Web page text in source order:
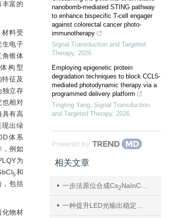
丰富的
料受
生电子
角锥体
构型
征及
独立存
也相对
具有高
现出绿
体系
例如
为
5和
，包括
化物材
nanobomb-mediated STING pathway
to enhance bispecific T-cell engager
against colorectal cancer photo-
immunotherapy
Signal Transduction and Targeted
Therapy, 2026
Employing epigenetic protein
degradation techniques to block CCL5-
mediated photodynamic therapy via a
programmed delivery platform
Tingting Yang, Signal Transduction
and Targeted Therapy, 2026
Powered by
相关文章
一步法原位合成Cs2NaInCl 6
一种提升LED光输出稳定性的有机-无机锰卤化物及其亮度优化